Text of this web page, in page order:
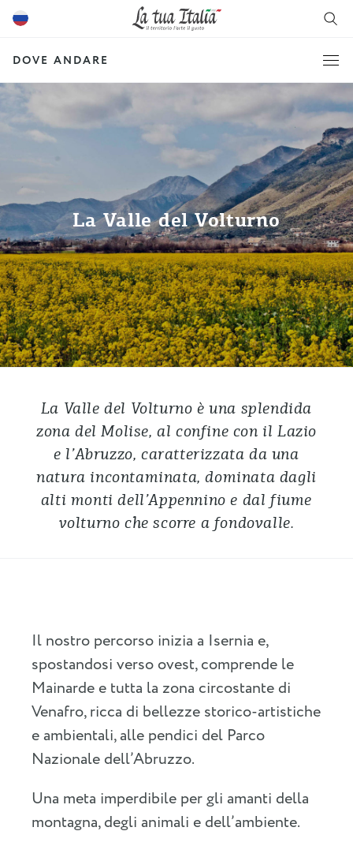
DOVE ANDARE
La Valle del Volturno
La Valle del Volturno è una splendida
zona del Molise, al confine con il Lazio
e l’Abruzzo, caratterizzata da una
natura incontaminata, dominata dagli
alti monti dell’Appennino e dal fiume
volturno che scorre a fondovalle.
Il nostro percorso inizia a Isernia e,
spostandosi verso ovest, comprende le
Mainarde e tutta la zona circostante di
Venafro, ricca di bellezze storico-artistiche
e ambientali, alle pendici del Parco
Nazionale dell’Abruzzo.
Una meta imperdibile per gli amanti della
montagna, degli animali e dell’ambiente.